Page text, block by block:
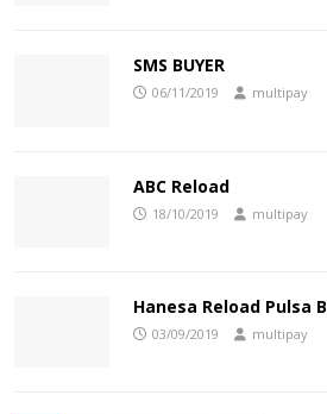
SMS BUYER
06/11/2019 multipay
ABC Reload
18/10/2019 multipay
Hanesa Reload Pulsa
03/09/2019 multipay